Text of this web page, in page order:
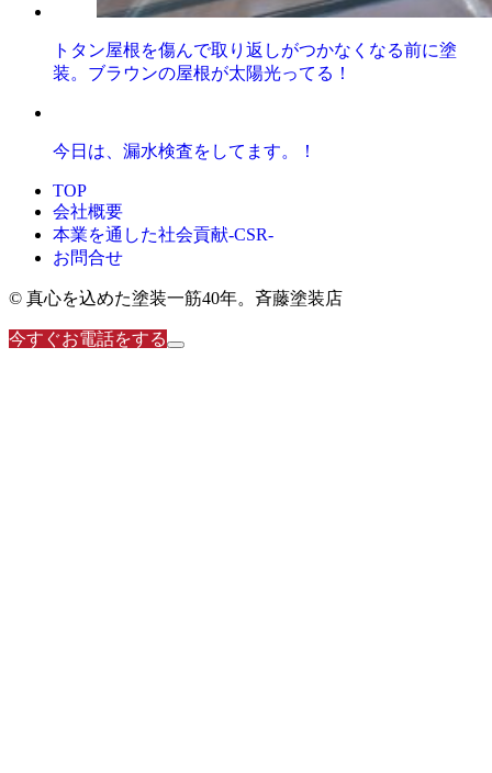
トタン屋根を傷んで取り返しがつかなくなる前に塗
装。ブラウンの屋根が太陽光ってる！
今日は、漏水検査をしてます。！
TOP
会社概要
本業を通した社会貢献-CSR-
お問合せ
© 真心を込めた塗装一筋40年。斉藤塗装店
今すぐお電話をする